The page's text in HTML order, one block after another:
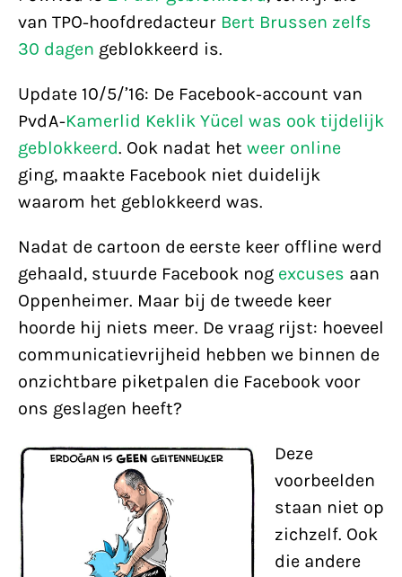
van TPO-hoofdredacteur Bert Brussen zelfs
30 dagen geblokkeerd is.
Update 10/5/’16: De Facebook-account van
PvdA-Kamerlid Keklik Yücel was ook tijdelijk
geblokkeerd. Ook nadat het weer online
ging, maakte Facebook niet duidelijk
waarom het geblokkeerd was.
Nadat de cartoon de eerste keer offline werd
gehaald, stuurde Facebook nog excuses aan
Oppenheimer. Maar bij de tweede keer
hoorde hij niets meer. De vraag rijst: hoeveel
communicatievrijheid hebben we binnen de
onzichtbare piketpalen die Facebook voor
ons geslagen heeft?
Deze
voorbeelden
staan niet op
zichzelf. Ook
die andere